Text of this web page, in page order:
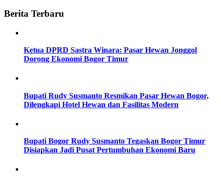
Berita Terbaru
Ketua DPRD Sastra Winara: Pasar Hewan Jonggol
Dorong Ekonomi Bogor Timur
Bupati Rudy Susmanto Resmikan Pasar Hewan Bogor,
Dilengkapi Hotel Hewan dan Fasilitas Modern
Bupati Bogor Rudy Susmanto Tegaskan Bogor Timur
Disiapkan Jadi Pusat Pertumbuhan Ekonomi Baru